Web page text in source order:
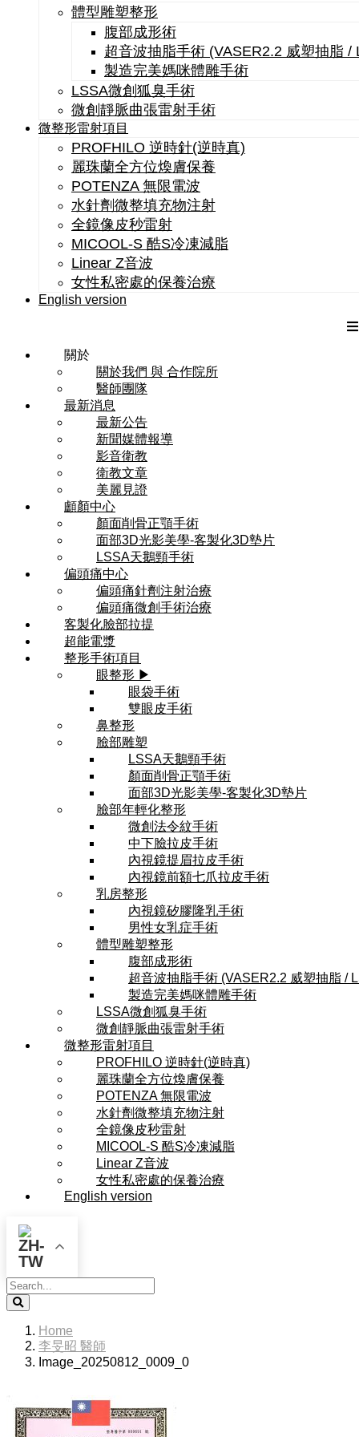
體型雕塑整形
腹部成形術
超音波抽脂手術 (VASER2.2 威塑抽脂 /
製造完美媽咪體雕手術
LSSA微創狐臭手術
微創靜脈曲張雷射手術
微整形雷射項目
PROFHILO 逆時針(逆時真)
麗珠蘭全方位煥膚保養
POTENZA 無限電波
水針劑微整填充物注射
全鏡像皮秒雷射
MICOOL-S 酷S冷凍減脂
Linear Z音波
女性私密處的保養治療
English version
關於
關於我們 與 合作院所
醫師團隊
最新消息
最新公告
新聞媒體報導
影音衛教
衛教文章
美麗見證
顱顏中心
顏面削骨正顎手術
面部3D光影美學-客製化3D墊片
LSSA天鵝頸手術
偏頭痛中心
偏頭痛針劑注射治療
偏頭痛微創手術治療
客製化臉部拉提
超能電漿
整形手術項目
眼整形 ▶
眼袋手術
雙眼皮手術
鼻整形
臉部雕塑
LSSA天鵝頸手術
顏面削骨正顎手術
面部3D光影美學-客製化3D墊片
臉部年輕化整形
微創法令紋手術
中下臉拉皮手術
內視鏡提眉拉皮手術
內視鏡前額七爪拉皮手術
乳房整形
內視鏡矽膠隆乳手術
男性女乳症手術
體型雕塑整形
腹部成形術
超音波抽脂手術 (VASER2.2 威塑抽脂 /
製造完美媽咪體雕手術
LSSA微創狐臭手術
微創靜脈曲張雷射手術
微整形雷射項目
PROFHILO 逆時針(逆時真)
麗珠蘭全方位煥膚保養
POTENZA 無限電波
水針劑微整填充物注射
全鏡像皮秒雷射
MICOOL-S 酷S冷凍減脂
Linear Z音波
女性私密處的保養治療
English version
Search
Home
李旻昭 醫師
Image_20250812_0009_0